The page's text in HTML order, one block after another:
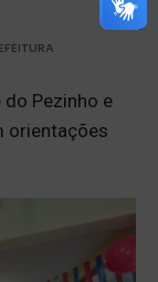
Pezinho e
orientações